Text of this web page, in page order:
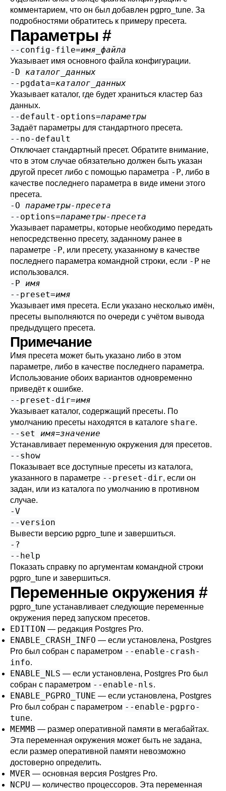
комментарием, что он был добавлен pgpro_tune. За
подробностями обратитесь к примеру пресета.
Параметры #
--config-file=имя_файла
Указывает имя основного файла конфигурации.
-D каталог_данных
--pgdata=каталог_данных
Указывает каталог, где будет храниться кластер баз
данных.
--default-options=параметры
Задаёт параметры для стандартного пресета.
--no-default
Отключает стандартный пресет. Обратите внимание,
что в этом случае обязательно должен быть указан
другой пресет либо с помощью параметра -P, либо в
качестве последнего параметра в виде имени этого
пресета.
-O параметры-пресета
--options=параметры-пресета
Указывает параметры, которые необходимо передать
непосредственно пресету, заданному ранее в
параметре -P, или пресету, указанному в качестве
последнего параметра командной строки, если -P не
использовался.
-P имя
--preset=имя
Указывает имя пресета. Если указано несколько имён,
пресеты выполняются по очереди с учётом вывода
предыдущего пресета.
Примечание
Имя пресета может быть указано либо в этом
параметре, либо в качестве последнего параметра.
Использование обоих вариантов одновременно
приведёт к ошибке.
--preset-dir=имя
Указывает каталог, содержащий пресеты. По
умолчанию пресеты находятся в каталоге share.
--set имя=значение
Устанавливает переменную окружения для пресетов.
--show
Показывает все доступные пресеты из каталога,
указанного в параметре --preset-dir, если он
задан, или из каталога по умолчанию в противном
случае.
-V
--version
Вывести версию pgpro_tune и завершиться.
-?
--help
Показать справку по аргументам командной строки
pgpro_tune и завершиться.
Переменные окружения #
pgpro_tune устанавливает следующие переменные
окружения перед запуском пресетов.
EDITION — редакция Postgres Pro.
ENABLE_CRASH_INFO — если установлена, Postgres
Pro был собран с параметром --enable-crash-
info.
ENABLE_NLS — если установлена, Postgres Pro был
собран с параметром --enable-nls.
ENABLE_PGPRO_TUNE — если установлена, Postgres
Pro был собран с параметром --enable-pgpro-
tune.
MEMMB — размер оперативной памяти в мегабайтах.
Эта переменная окружения может быть не задана,
если размер оперативной памяти невозможно
достоверно определить.
MVER — основная версия Postgres Pro.
NCPU — количество процессоров. Эта переменная